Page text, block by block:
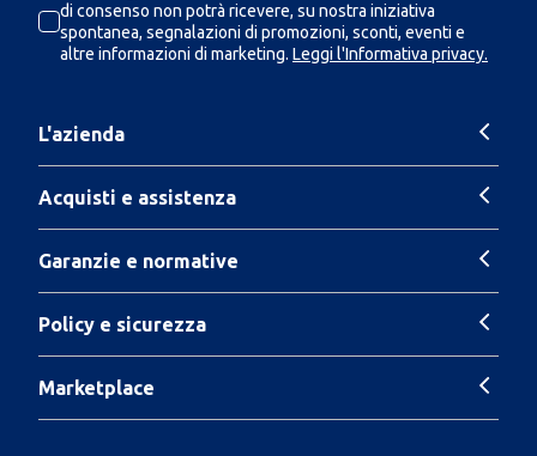
di consenso non potrà ricevere, su nostra iniziativa
spontanea, segnalazioni di promozioni, sconti, eventi e
altre informazioni di marketing. Leggi l'Informativa privacy.
L'azienda
Acquisti e assistenza
Garanzie e normative
Policy e sicurezza
Marketplace